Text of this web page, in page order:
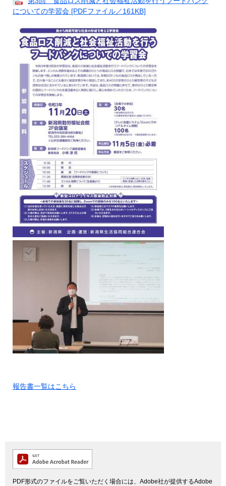
についての学習会 [PDFファイル／161KB]
報告書一覧はこちら
PDF形式のファイルをご覧いただく場合には、Adobe社が提供するAdobe